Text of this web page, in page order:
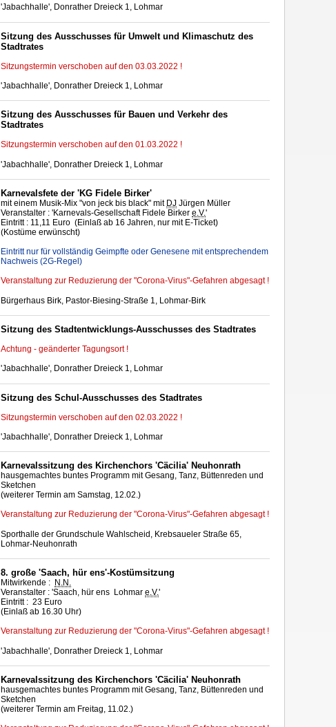
'Jabachhalle', Donrather Dreieck 1, Lohmar
Sitzung des Ausschusses für Umwelt und Klimaschutz des
Stadtrates
Sitzungstermin verschoben auf den 03.03.2022 !
'Jabachhalle', Donrather Dreieck 1, Lohmar
Sitzung des Ausschusses für Bauen und Verkehr des
Stadtrates
Sitzungstermin verschoben auf den 01.03.2022 !
'Jabachhalle', Donrather Dreieck 1, Lohmar
Karnevalsfete der 'KG Fidele Birker'
mit einem Musik-Mix "von jeck bis black" mit DJ Jürgen Müller
Veranstalter : 'Karnevals-Gesellschaft Fidele Birker e.V.'
Eintritt : 11,11 Euro (Einlaß ab 16 Jahren, nur mit E-Ticket)
(Kostüme erwünscht)
Eintritt nur für vollständig Geimpfte oder Genesene mit entsprechendem
Nachweis (2G-Regel)
Veranstaltung zur Reduzierung der "Corona-Virus"-Gefahren abgesagt !
Bürgerhaus Birk, Pastor-Biesing-Straße 1, Lohmar-Birk
Sitzung des Stadtentwicklungs-Ausschusses des Stadtrates
Achtung - geänderter Tagungsort !
'Jabachhalle', Donrather Dreieck 1, Lohmar
Sitzung des Schul-Ausschusses des Stadtrates
Sitzungstermin verschoben auf den 02.03.2022 !
'Jabachhalle', Donrather Dreieck 1, Lohmar
Karnevalssitzung des Kirchenchors 'Cäcilia' Neuhonrath
hausgemachtes buntes Programm mit Gesang, Tanz, Büttenreden und
Sketchen
(weiterer Termin am Samstag, 12.02.)
Veranstaltung zur Reduzierung der "Corona-Virus"-Gefahren abgesagt !
Sporthalle der Grundschule Wahlscheid, Krebsaueler Straße 65,
Lohmar-Neuhonrath
8. große 'Saach, hür ens'-Kostümsitzung
Mitwirkende : N.N.
Veranstalter : 'Saach, hür ens Lohmar e.V.'
Eintritt : 23 Euro
(Einlaß ab 16.30 Uhr)
Veranstaltung zur Reduzierung der "Corona-Virus"-Gefahren abgesagt !
'Jabachhalle', Donrather Dreieck 1, Lohmar
Karnevalssitzung des Kirchenchors 'Cäcilia' Neuhonrath
hausgemachtes buntes Programm mit Gesang, Tanz, Büttenreden und
Sketchen
(weiterer Termin am Freitag, 11.02.)